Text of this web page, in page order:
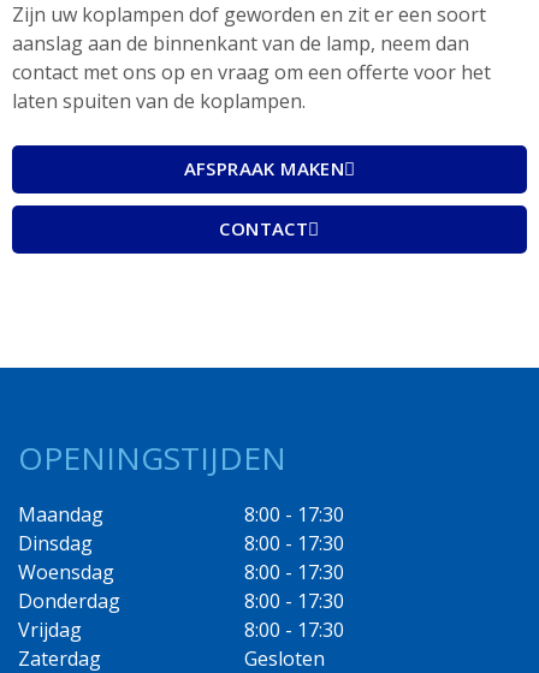
Zijn uw koplampen dof geworden en zit er een soort
aanslag aan de binnenkant van de lamp, neem dan
contact met ons op en vraag om een offerte voor het
laten spuiten van de koplampen.
AFSPRAAK MAKEN
CONTACT
OPENINGSTIJDEN
Maandag
8:00 - 17:30
Dinsdag
8:00 - 17:30
Woensdag
8:00 - 17:30
Donderdag
8:00 - 17:30
Vrijdag
8:00 - 17:30
Zaterdag
Gesloten